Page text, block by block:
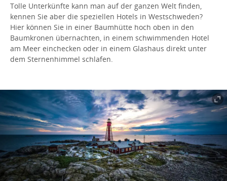
Tolle Unterkünfte kann man auf der ganzen Welt finden,
kennen Sie aber die speziellen Hotels in Westschweden?
Hier können Sie in einer Baumhütte hoch oben in den
Baumkronen übernachten, in einem schwimmenden Hotel
am Meer einchecken oder in einem Glashaus direkt unter
dem Sternenhimmel schlafen.